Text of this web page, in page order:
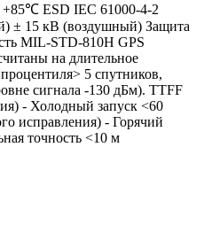
ESD IEC 61000-4-2
± 15 кВ (воздушный) Защита
MIL-STD-810H GPS
на длительное
5 спутников,
сигнала -130 дБм). TTFF
- Холодный запуск <60
исправления) - Горячий
точность <10 м